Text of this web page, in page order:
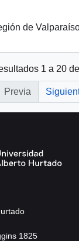
de
1 a 20
Previa
1825